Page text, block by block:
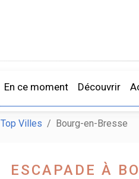
En ce moment Découvrir
Top Villes Bourg-en-Bresse
ESCAPADE À